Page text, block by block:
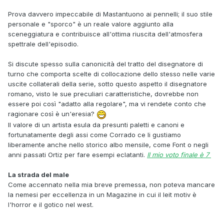
Prova davvero impeccabile di Mastantuono ai pennelli; il suo stile
personale e "sporco" è un reale valore aggiunto alla
sceneggiatura e contribuisce all'ottima riuscita dell'atmosfera
spettrale dell'episodio.
Si discute spesso sulla canonicità del tratto del disegnatore di
turno che comporta scelte di collocazione dello stesso nelle varie
uscite collaterali della serie, sotto questo aspetto il disegnatore
romano, visto le sue preculiari caratteristiche, dovrebbe non
essere poi così "adatto alla regolare", ma vi rendete conto che
ragionare così è un'eresia?
Il valore di un artista esula da presunti paletti e canoni e
fortunatamente degli assi come Corrado ce li gustiamo
liberamente anche nello storico albo mensile, come Font o negli
anni passati Ortiz per fare esempi eclatanti. Il mio voto finale è 7
La strada del male
Come accennato nella mia breve premessa, non poteva mancare
la nemesi per eccellenza in un Magazine in cui il leit motiv è
l'horror e il gotico nel west.